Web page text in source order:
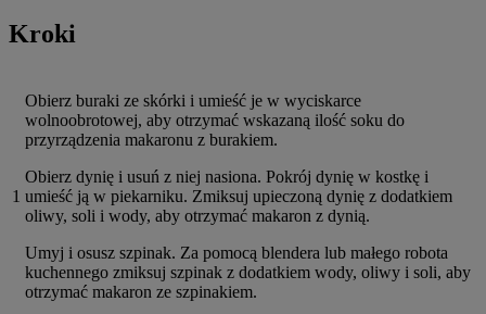
Kroki
1
Obierz buraki ze skórki i umieść je w wyciskarce
wolnoobrotowej, aby otrzymać wskazaną ilość soku do
przyrządzenia makaronu z burakiem.
Obierz dynię i usuń z niej nasiona. Pokrój dynię w kostkę i
umieść ją w piekarniku. Zmiksuj upieczoną dynię z dodatkiem
oliwy, soli i wody, aby otrzymać makaron z dynią.
Umyj i osusz szpinak. Za pomocą blendera lub małego robota
kuchennego zmiksuj szpinak z dodatkiem wody, oliwy i soli, aby
otrzymać makaron ze szpinakiem.